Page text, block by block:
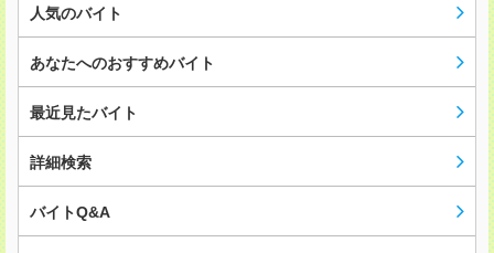
人気のバイト
あなたへのおすすめバイト
最近見たバイト
詳細検索
バイトQ&A